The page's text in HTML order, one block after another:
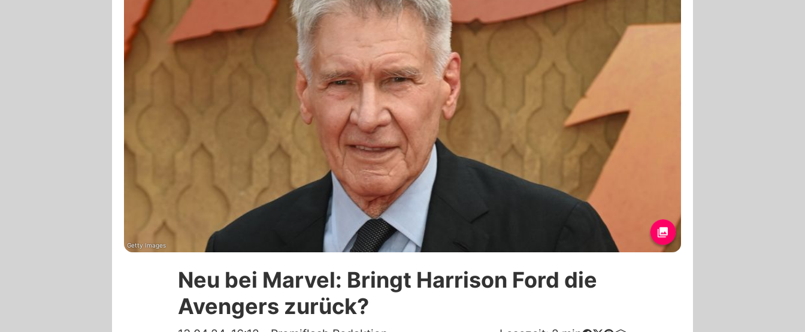
Lifestyle
Familie & Liebe
Promiflash Exklusiv
Alle Themen auf Promiflash
Jobs
App runterladen
Team
Redaktionelle Richtlinien
Impressum
Datenschutzerklärung
Nutzungsbedingungen
Utiq verwalten
Getty Images
Neu bei Marvel: Bringt Harrison Ford die
Avengers zurück?